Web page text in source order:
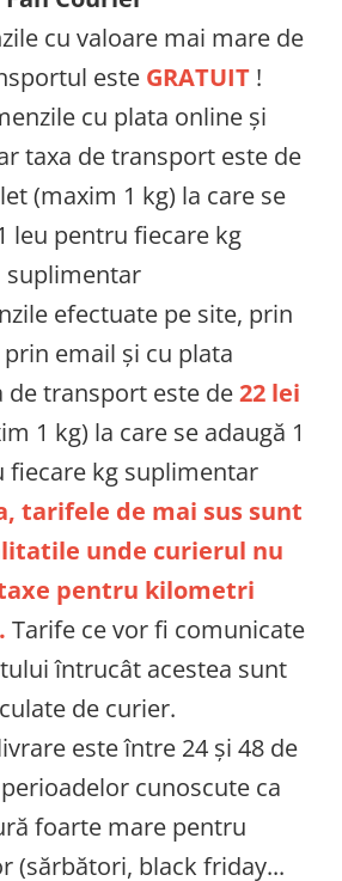
cu valoare mai mare de
este GRATUIT !
cu plata online și
taxa de transport este de
(maxim 1 kg) la care se
leu pentru fiecare kg
suplimentar
efectuate pe site, prin
email și cu plata
de transport este de 22 lei
1 kg) la care se adaugă 1
fiecare kg suplimentar
tarifele de mai sus sunt
unde curierul nu
pentru kilometri
Tarife ce vor fi comunicate
întrucât acestea sunt
de curier.
este între 24 și 48 de
cunoscute ca
foarte mare pentru
(sărbători, black friday...